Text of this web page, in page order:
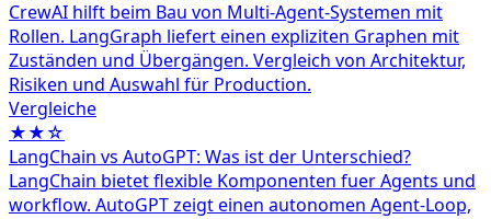
CrewAI hilft beim Bau von Multi-Agent-Systemen mit
Rollen. LangGraph liefert einen expliziten Graphen mit
Zuständen und Übergängen. Vergleich von Architektur,
Risiken und Auswahl für Production.
Vergleiche
★★☆
LangChain vs AutoGPT: Was ist der Unterschied?
LangChain bietet flexible Komponenten fuer Agents und
workflow. AutoGPT zeigt einen autonomen Agent-Loop,